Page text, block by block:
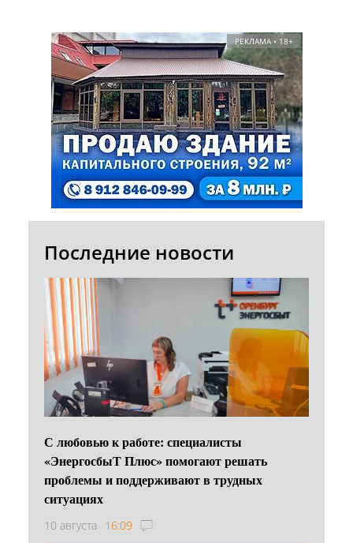
РЕКЛАМА • 18+
Последние новости
С любовью к работе: специалисты
«ЭнергосбыТ Плюс» помогают решать
проблемы и поддерживают в трудных
ситуациях
10 августа 16:09